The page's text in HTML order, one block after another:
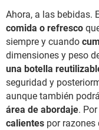
Ahora, a las bebidas.
comida o refresco
siempre y cuando
dimensiones y peso
una botella
seguridad y
aunque también
área de abordaje.
calientes por